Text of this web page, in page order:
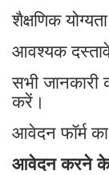
शैक्षणिक
आवश्यक
सभी जानकारी
करें।
आवेदन फॉर्म
आवेदन करने के